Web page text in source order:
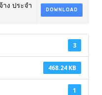
ง ประจำ
DOWNLOAD
3
468.24 KB
1